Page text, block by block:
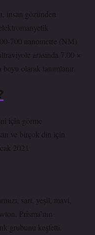
insan gözünden
700 nanometre (NM)
arasında 7.00 ×
olarak tanımlanır.
için görme
ve birçok din için
2021
sarı, yeşil, mavi,
Prisma’nın
grubunu keşfetti.